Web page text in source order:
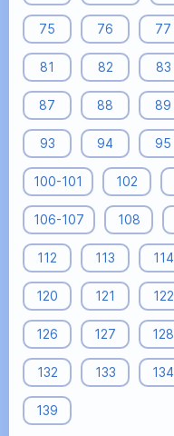
75 76 77
81 82 83
87 88 89
93 94 95
100-101 102
106-107 108
112 113 114
120 121 122
126 127 128
132 133 134
139